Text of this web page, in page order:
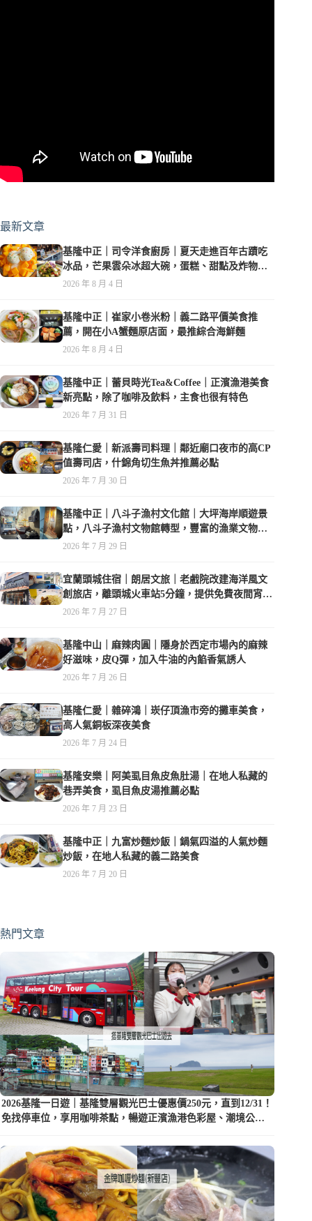
最新文章
基隆中正｜司令洋食廚房｜夏天走進百年古蹟吃
冰品，芒果雲朵冰超大碗，蛋糕、甜點及炸物都
在水準之上
2026 年 8 月 4 日
基隆中正｜崔家小卷米粉｜義二路平價美食推
薦，開在小A蟹麵原店面，最推綜合海鮮麵
2026 年 8 月 4 日
基隆中正｜蕾貝時光Tea&Coffee｜正濱漁港美食
新亮點，除了咖啡及飲料，主食也很有特色
2026 年 7 月 31 日
基隆仁愛｜新派壽司料理｜鄰近廟口夜市的高CP
值壽司店，什錦角切生魚丼推薦必點
2026 年 7 月 30 日
基隆中正｜八斗子漁村文化館｜大坪海岸順遊景
點，八斗子漁村文物館轉型，豐富的漁業文物，
值得走訪
2026 年 7 月 29 日
宜蘭頭城住宿｜朗居文旅｜老戲院改建海洋風文
創旅店，離頭城火車站5分鐘，提供免費夜間宵
夜，親子遊戲空間
2026 年 7 月 27 日
基隆中山｜麻辣肉圓｜隱身於西定市場內的麻辣
好滋味，皮Q彈，加入牛油的內餡香氣誘人
2026 年 7 月 26 日
基隆仁愛｜雜碎鴻｜崁仔頂漁市旁的攤車美食，
高人氣銅板深夜美食
2026 年 7 月 24 日
基隆安樂｜阿美虱目魚皮魚肚湯｜在地人私藏的
巷弄美食，虱目魚皮湯推薦必點
2026 年 7 月 23 日
基隆中正｜九富炒麵炒飯｜鍋氣四溢的人氣炒麵
炒飯，在地人私藏的義二路美食
2026 年 7 月 20 日
熱門文章
2026基隆一日遊｜基隆雙層觀光巴士優惠價250元，直到12/31！
免找停車位，享用咖啡茶點，暢遊正濱漁港色彩屋、潮境公園